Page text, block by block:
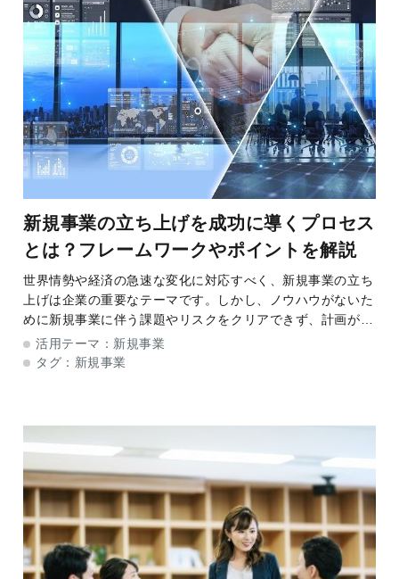
新規事業の立ち上げを成功に導くプロセス
とは？フレームワークやポイントを解説
世界情勢や経済の急速な変化に対応すべく、新規事業の立ち
上げは企業の重要なテーマです。しかし、ノウハウがないた
めに新規事業に伴う課題やリスクをクリアできず、計画が頓
挫してしまうケースも少なくありません。 そこで本記事で
は、新規事業での失敗を回避するため
活用テーマ： 新規事業
タグ： 新規事業